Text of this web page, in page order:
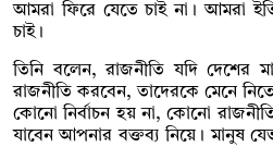
আমরা ফিরে যেতে চাই না। আমরা
চাই।
তিনি বলেন, রাজনীতি যদি দেশের
রাজনীতি করবেন, তাদেরকে মেনে নিতে
কোনো নির্বাচন হয় না, কোনো
যাবেন আপনার বক্তব্য নিয়ে। মানুষ